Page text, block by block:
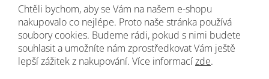
Chtěli bychom, aby se Vám na našem e-shopu
nakupovalo co nejlépe. Proto naše stránka používá
soubory cookies. Budeme rádi, pokud s nimi budete
souhlasit a umožníte nám zprostředkovat Vám ještě
lepší zážitek z nakupování. Více informacízde.